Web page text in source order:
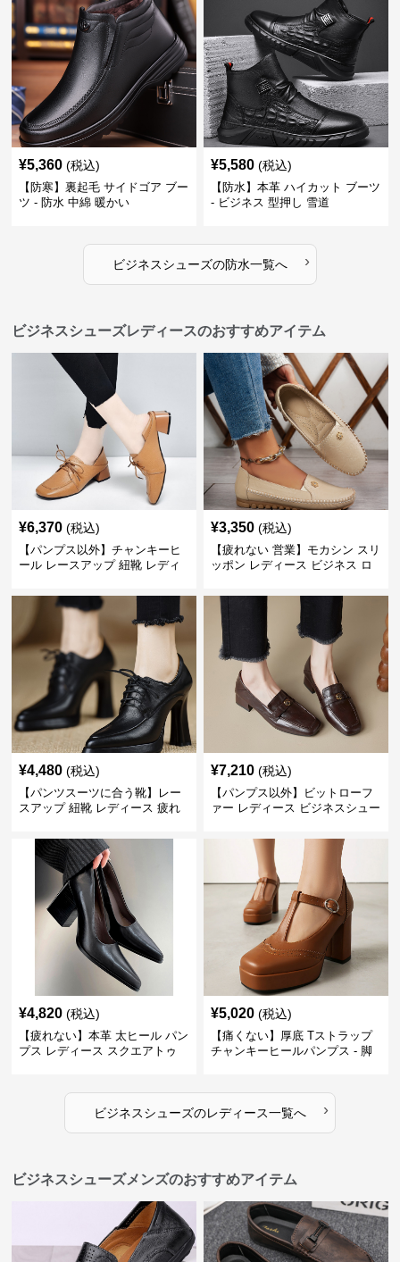
¥5,360 (税込)
【防寒】裏起毛 サイドゴア ブー
ツ - 防水 中綿 暖かい
¥5,580 (税込)
【防水】本革 ハイカット ブーツ
- ビジネス 型押し 雪道
ビジネスシューズの防水一覧へ ›
ビジネスシューズレディースのおすすめアイテム
¥6,370 (税込)
【パンプス以外】チャンキーヒ
ール レースアップ 紐靴 レディ
ーツ スクエアトゥ 歩きやすい
¥3,350 (税込)
【疲れない 営業】モカシン スリ
ッポン レディース ビジネス ロ
ジュアル パンプス以外
¥4,480 (税込)
【パンツスーツに合う靴】レー
スアップ 紐靴 レディース 疲れ
ビジネスシューズ
¥7,210 (税込)
【パンプス以外】ビットローフ
ァー レディース ビジネスシュー
トゥ 疲れない スーツ
¥4,820 (税込)
【疲れない】本革 太ヒール パン
プス レディース スクエアトゥ
¥5,020 (税込)
【痛くない】厚底 Tストラップ
チャンキーヒールパンプス - 脚
ビジネスシューズのレディース一覧へ ›
ビジネスシューズメンズのおすすめアイテム